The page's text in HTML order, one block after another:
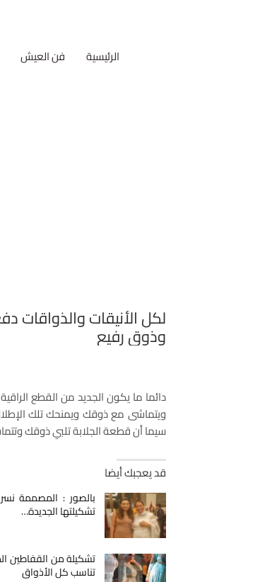
الرئيسية فن العيش
وذوق رفيع
دائما ما يكون الجديد من القطع
ويتماشى مع ذوقك ويمنحك تلك
سيما أن قطعة الجلابة تلبي ذوقك
قد يعجبك أيضا
بالصور : المصممة
تشكيلتها الجديدة…
تشكيلة من القفاطين
تناسب كل الأذواق